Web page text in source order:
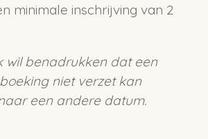
minimale inschrijving van 2
wil benadrukken dat een
niet verzet kan
een andere datum.